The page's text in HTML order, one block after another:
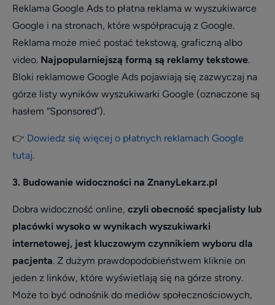
Reklama Google Ads to płatna reklama w wyszukiwarce
Google i na stronach, które współpracują z Google.
Reklama może mieć postać tekstową, graficzną albo
video. Najpopularniejszą formą są reklamy tekstowe.
Bloki reklamowe Google Ads pojawiają się zazwyczaj na
górze listy wyników wyszukiwarki Google (oznaczone są
hasłem “Sponsored”).
👉 Dowiedz się więcej o płatnych reklamach Google
tutaj.
3. Budowanie widoczności na ZnanyLekarz.pl
Dobra widoczność online, czyli obecność specjalisty lub
placówki wysoko w wynikach wyszukiwarki
internetowej, jest kluczowym czynnikiem wyboru dla
pacjenta. Z dużym prawdopodobieństwem kliknie on
jeden z linków, które wyświetlają się na górze strony.
Może to być odnośnik do mediów społecznościowych,